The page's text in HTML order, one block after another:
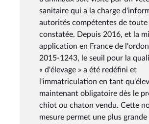
sanitaire qui a la charge
autorités compétentes de toute
constatée. Depuis 2016, et la
application en France de
2015-1243, le seuil pour la
« d'élevage » a été redéfini et
l'immatriculation en tant
maintenant obligatoire dès le
chiot ou chaton vendu. Cette
mesure permet une plus grande